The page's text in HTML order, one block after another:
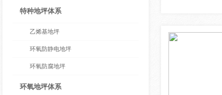
特种地坪体系
乙烯基地坪
环氧防静电地坪
环氧防腐地坪
环氧地坪体系